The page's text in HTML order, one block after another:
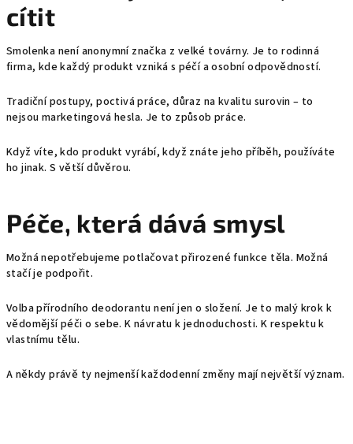
cítit
Smolenka není anonymní značka z velké továrny. Je to rodinná
firma, kde každý produkt vzniká s péčí a osobní odpovědností.
Tradiční postupy, poctivá práce, důraz na kvalitu surovin – to
nejsou marketingová hesla. Je to způsob práce.
Když víte, kdo produkt vyrábí, když znáte jeho příběh, používáte
ho jinak. S větší důvěrou.
Péče, která dává smysl
Možná nepotřebujeme potlačovat přirozené funkce těla. Možná
stačí je podpořit.
Volba přírodního deodorantu není jen o složení. Je to malý krok k
vědomější péči o sebe. K návratu k jednoduchosti. K respektu k
vlastnímu tělu.
A někdy právě ty nejmenší každodenní změny mají největší význam.